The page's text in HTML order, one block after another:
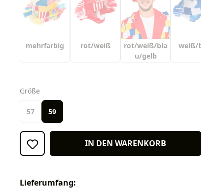
mehrfarbig rot/weiß
rot/weiß/bla
u/gelb
weiß/blau
Größe
57 59
IN DEN WARENKORB
Lieferumfang: